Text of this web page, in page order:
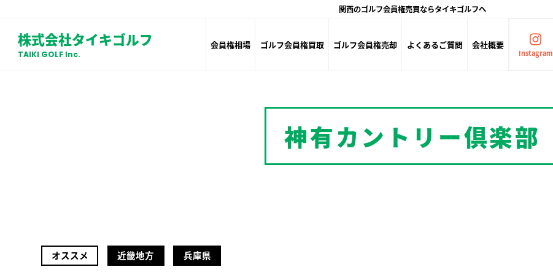
関西のゴルフ会員権売買ならタイキゴルフへ
株式会社タイキゴルフ
TAIKI GOLF Inc.
会員権相場 ゴルフ会員権買取 ゴルフ会員権売却 よくあるご質問 会社概要
Instagram
神有カントリー倶楽部
オススメ 近畿地方 兵庫県